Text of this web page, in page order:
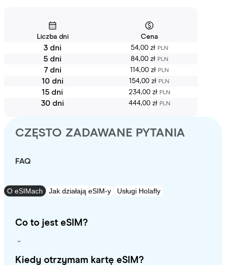
Liczba dni Cena
3 dni 54,00 zł PLN
5 dni 84,00 zł PLN
7 dni 114,00 zł PLN
10 dni 154,00 zł PLN
15 dni 234,00 zł PLN
30 dni 444,00 zł PLN
CZĘSTO ZADAWANE PYTANIA
FAQ
O eSIMach Jak działają eSIM-y Usługi Holafly
Co to jest eSIM?
Kiedy otrzymam kartę eSIM?